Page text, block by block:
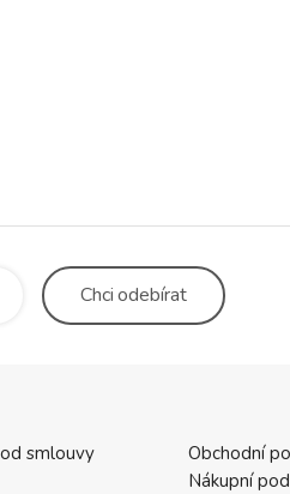
Chciodebírat
smlouvy
Obchodní
Nákupní